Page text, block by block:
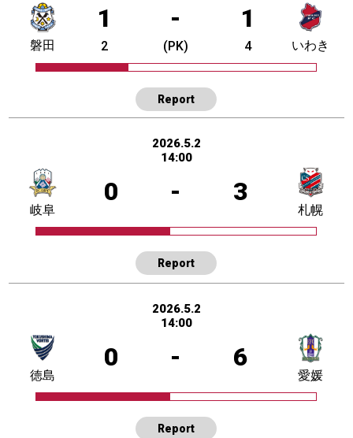
1 - 1
磐田 2 (PK) 4 いわき
Report
2026.5.2
14:00
0 - 3
岐阜 札幌
Report
2026.5.2
14:00
0 - 6
徳島 愛媛
Report